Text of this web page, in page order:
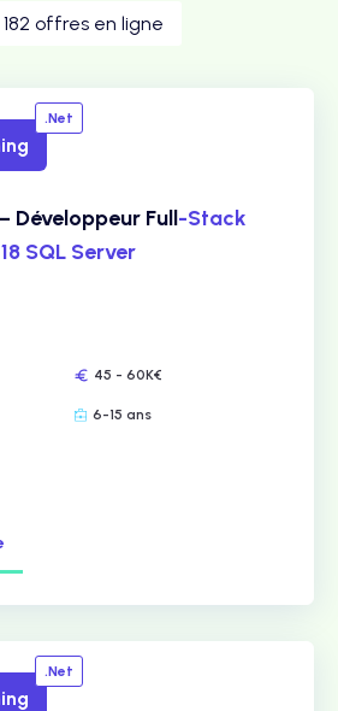
182 offres en ligne
.Net
Développeur Full-Stack
SQL Server
45 - 60K€
6-15 ans
.Net